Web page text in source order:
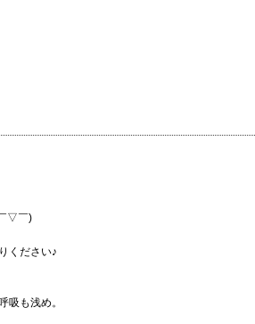
▽￣)
ください♪
吸も浅め。